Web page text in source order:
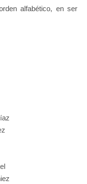
alfabético, en ser